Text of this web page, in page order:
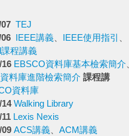
TEJ
IEEE講義 IEEE使用指引
程講義
16 EBSCO資料庫基本檢索簡介
料庫進階檢索簡介 課程講
資料庫
14Walking Library
Lexis Nexis
09ACS講義 、ACM講義